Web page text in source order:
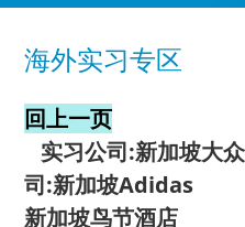
海外实习专区
回上一页
实习公司:新加
司:新加坡
新加坡鸟节酒店